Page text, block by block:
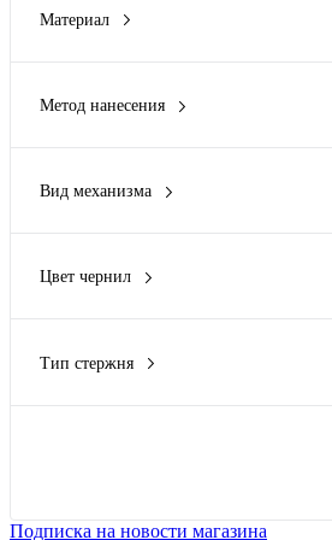
Eat&Bite Select
Материал
50% бамбуковое волокно, 30%
Метод нанесения
Гравировка (CO2 лазер)
Вид механизма
поворотный
полуавтомат(2)
Цвет чернил
черный(6)
Тип стержня
Подписка на новости магазина